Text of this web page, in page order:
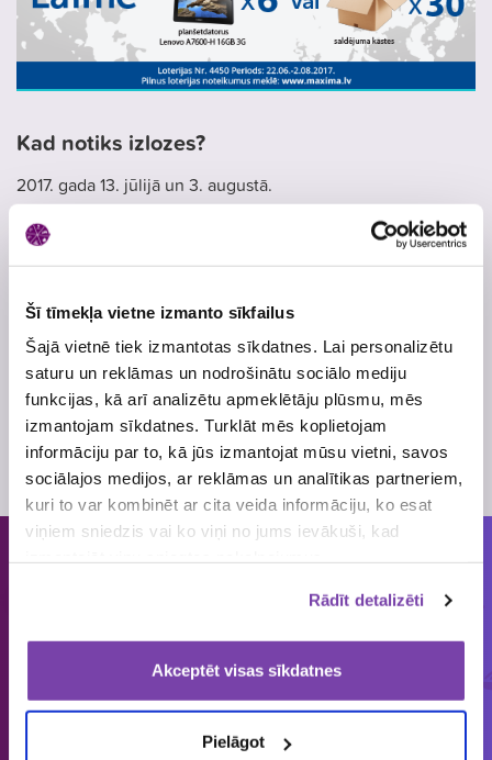
Šī tīmekļa vietne izmanto sīkfailus
Šajā vietnē tiek izmantotas sīkdatnes. Lai personalizētu
saturu un reklāmas un nodrošinātu sociālo mediju
funkcijas, kā arī analizētu apmeklētāju plūsmu, mēs
izmantojam sīkdatnes. Turklāt mēs koplietojam
informāciju par to, kā jūs izmantojat mūsu vietni, savos
sociālajos medijos, ar reklāmas un analītikas partneriem,
kuri to var kombinēt ar cita veida informāciju, ko esat
viņiem sniedzis vai ko viņi no jums ievākuši, kad
Rādīt detalizēti
Akceptēt visas sīkdatnes
Pielāgot
Kad notiks izlozes?
2017. gada 13. jūlijā un 3. augustā.
Ja būsi laimējis, Tavs vārds tiks publicēts mājaslapā
www.maxima.lv
pēc izlozes, kā arī ar Tevi noteikti
Ar pilniem loterijas noteikumiem aicinām iepazīties
mājaslapāwww.maxima.lv.
Atļaujas Nr.
4450
Skatīt
loterijas noteikumus
Loterijas periods22. jūnijs, 2017- 3. augusts, 2017
un mums tās organizēt!
1858
IEPRIECINĀJĀM
149 643
laimētājus
4 545 034€